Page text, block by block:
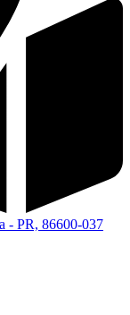
- PR, 86600-037